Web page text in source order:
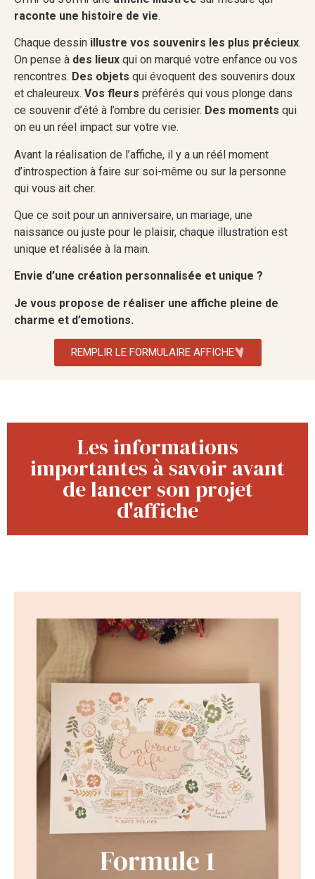
raconte une histoire de vie.
Chaque dessin illustre vos souvenirs les plus précieux.
On pense à des lieux qui on marqué votre enfance ou vos
rencontres. Des objets qui évoquent des souvenirs doux
et chaleureux. Vos fleurs préférés qui vous plonge dans
ce souvenir d’été à l’ombre du cerisier. Des moments qui
on eu un réel impact sur votre vie.
Avant la réalisation de l’affiche, il y a un réél moment
d’introspection à faire sur soi-même ou sur la personne
qui vous ait cher.
Que ce soit pour un anniversaire, un mariage, une
naissance ou juste pour le plaisir, chaque illustration est
unique et réalisée à la main.
Envie d’une création personnalisée et unique ?
Je vous propose de réaliser une affiche pleine de
charme et d’emotions.
REMPLIR LE FORMULAIRE AFFICHE
Les informations
importantes à savoir avant
de lancer son projet
d'affiche